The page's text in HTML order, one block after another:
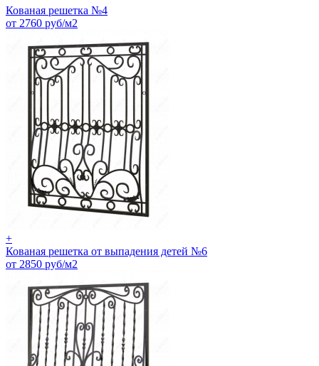
Кованая решетка №4
от 2760 руб/м2
+
Кованая решетка от выпадения детей №6
от 2850 руб/м2